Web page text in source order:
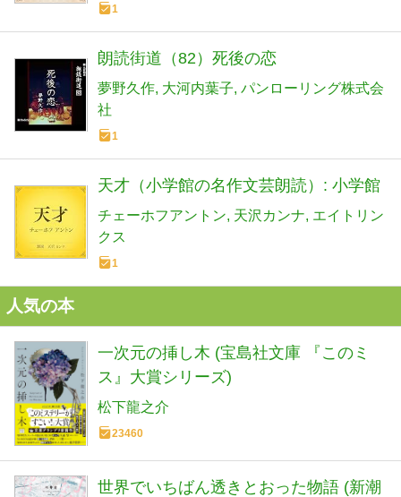
1
朗読街道（82）死後の恋
夢野久作 大河内葉子 パンローリング株式会
社
1
天才（小学館の名作文芸朗読）: 小学館
チェーホフアントン 天沢カンナ エイトリン
クス
1
人気の本
一次元の挿し木 (宝島社文庫 『このミ
ス』大賞シリーズ)
松下龍之介
23460
世界でいちばん透きとおった物語 (新潮